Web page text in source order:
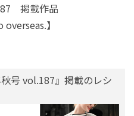
掲載作品
】
号 vol.187』掲載のレシ